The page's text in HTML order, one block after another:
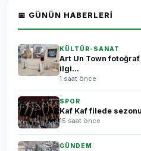
📅 GÜNÜN HABERLERI
KÜLTÜR-SANAT
Art Un Town
ilgi...
1 saat önce
SPOR
Kaf Kaf filede
15 saat önce
GÜNDEM